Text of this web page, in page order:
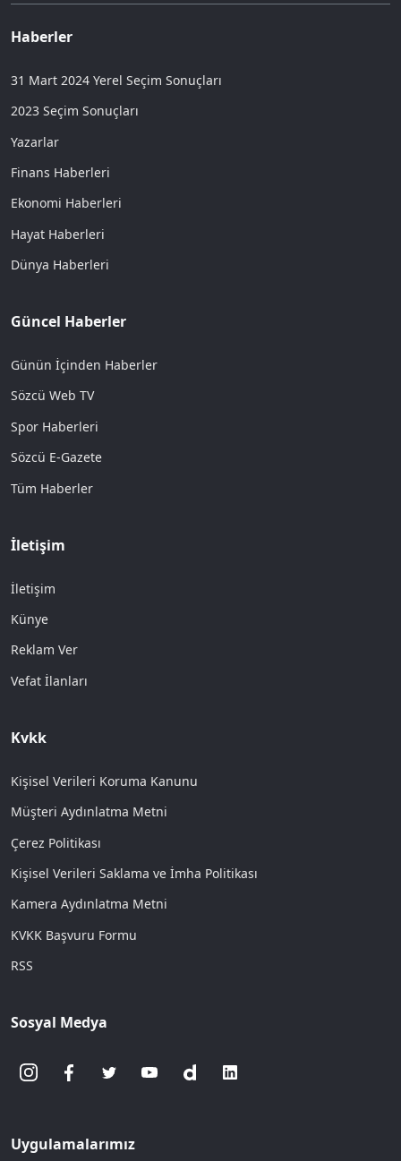
Haberler
31 Mart 2024 Yerel Seçim Sonuçları
2023 Seçim Sonuçları
Yazarlar
Finans Haberleri
Ekonomi Haberleri
Hayat Haberleri
Dünya Haberleri
Güncel Haberler
Günün İçinden Haberler
Sözcü Web TV
Spor Haberleri
Sözcü E-Gazete
Tüm Haberler
İletişim
İletişim
Künye
Reklam Ver
Vefat İlanları
Kvkk
Kişisel Verileri Koruma Kanunu
Müşteri Aydınlatma Metni
Çerez Politikası
Kişisel Verileri Saklama ve İmha Politikası
Kamera Aydınlatma Metni
KVKK Başvuru Formu
RSS
Sosyal Medya
Uygulamalarımız